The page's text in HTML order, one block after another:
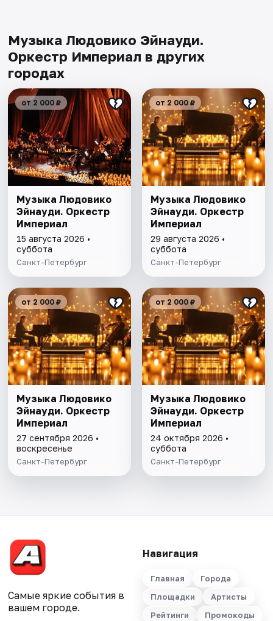
Музыка Людовико Эйнауди.
Оркестр Империал в других
городах
от 2 000 ₽
Музыка Людовико
Эйнауди. Оркестр
Империал
15 августа 2026 •
суббота
Санкт-Петербург
от 2 000 ₽
Музыка Людовико
Эйнауди. Оркестр
Империал
29 августа 2026 •
суббота
Санкт-Петербург
от 2 000 ₽
Музыка Людовико
Эйнауди. Оркестр
Империал
27 сентября 2026 •
воскресенье
Санкт-Петербург
от 2 000 ₽
Музыка Людовико
Эйнауди. Оркестр
Империал
24 октября 2026 •
суббота
Санкт-Петербург
Самые яркие события в
вашем городе.
Навигация
Главная
Города
Площадки
Артисты
Рейтинги
Промокоды